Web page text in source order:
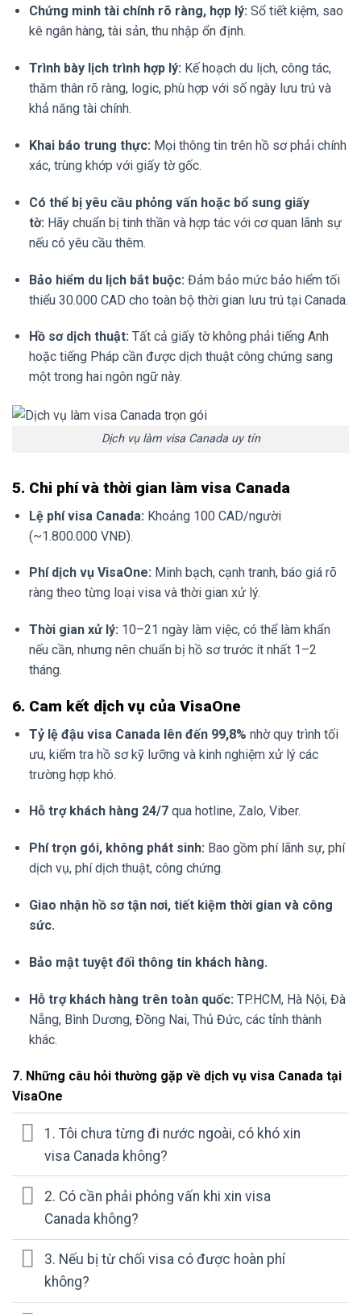
Chứng minh tài chính rõ ràng, hợp lý: Sổ tiết kiệm, sao
kê ngân hàng, tài sản, thu nhập ổn định.
Trình bày lịch trình hợp lý: Kế hoạch du lịch, công tác,
thăm thân rõ ràng, logic, phù hợp với số ngày lưu trú và
khả năng tài chính.
Khai báo trung thực: Mọi thông tin trên hồ sơ phải chính
xác, trùng khớp với giấy tờ gốc.
Có thể bị yêu cầu phỏng vấn hoặc bổ sung giấy
tờ: Hãy chuẩn bị tinh thần và hợp tác với cơ quan lãnh sự
nếu có yêu cầu thêm.
Bảo hiểm du lịch bắt buộc: Đảm bảo mức bảo hiểm tối
thiểu 30.000 CAD cho toàn bộ thời gian lưu trú tại Canada.
Hồ sơ dịch thuật: Tất cả giấy tờ không phải tiếng Anh
hoặc tiếng Pháp cần được dịch thuật công chứng sang
một trong hai ngôn ngữ này.
Dịch vụ làm visa Canada uy tín
5. Chi phí và thời gian làm visa Canada
Lệ phí visa Canada: Khoảng 100 CAD/người
(~1.800.000 VNĐ).
Phí dịch vụ VisaOne: Minh bạch, cạnh tranh, báo giá rõ
ràng theo từng loại visa và thời gian xử lý.
Thời gian xử lý: 10–21 ngày làm việc, có thể làm khẩn
nếu cần, nhưng nên chuẩn bị hồ sơ trước ít nhất 1–2
tháng.
6. Cam kết dịch vụ của VisaOne
Tỷ lệ đậu visa Canada lên đến 99,8% nhờ quy trình tối
ưu, kiểm tra hồ sơ kỹ lưỡng và kinh nghiệm xử lý các
trường hợp khó.
Hỗ trợ khách hàng 24/7qua hotline, Zalo, Viber.
Phí trọn gói, không phát sinh: Bao gồm phí lãnh sự, phí
dịch vụ, phí dịch thuật, công chứng.
Giao nhận hồ sơ tận nơi, tiết kiệm thời gian và công
sức.
Bảo mật tuyệt đối thông tin khách hàng.
Hỗ trợ khách hàng trên toàn quốc: TP.HCM, Hà Nội, Đà
Nẵng, Bình Dương, Đồng Nai, Thủ Đức, các tỉnh thành
khác.
7. Những câu hỏi thường gặp về dịch vụ visa Canada tại
VisaOne
1. Tôi chưa từng đi nước ngoài, có khó xin
visa Canada không?
2. Có cần phải phỏng vấn khi xin visa
Canada không?
3. Nếu bị từ chối visa có được hoàn phí
không?